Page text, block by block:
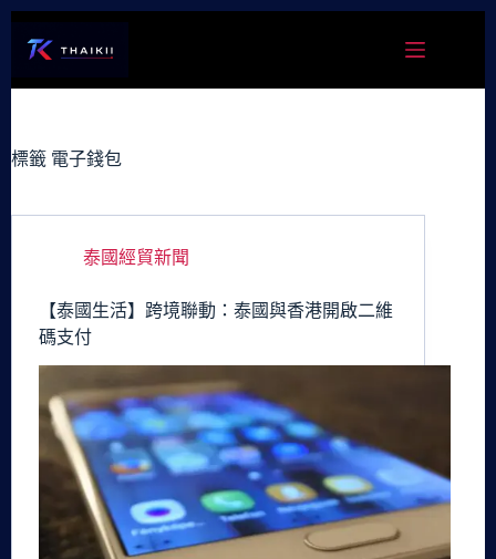
容
標籤 電子錢包
泰國經貿新聞
【泰國生活】跨境聯動：泰國與香港開啟二維
碼支付